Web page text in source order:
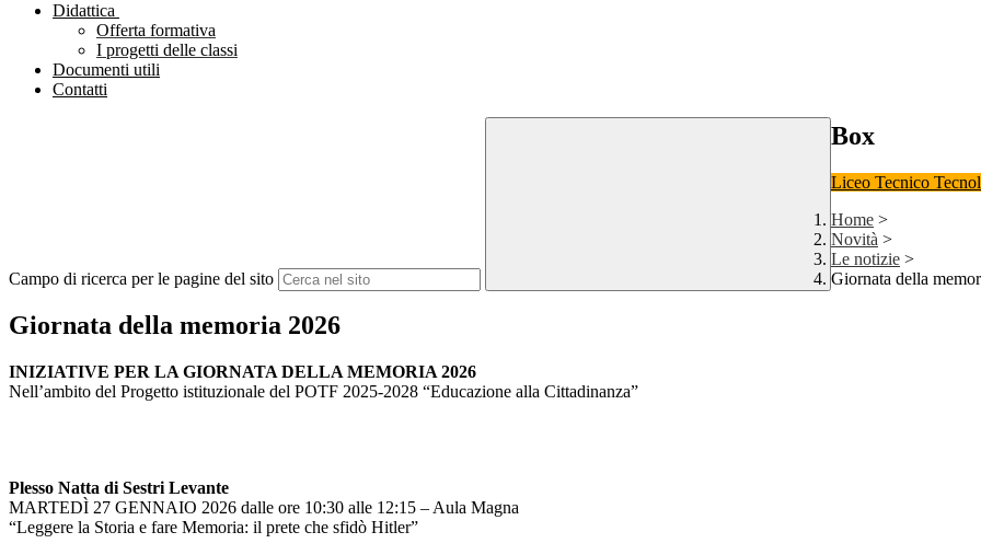
Didattica
Offerta formativa
I progetti delle classi
Documenti utili
Contatti
Campo di ricerca per le pagine del sito
Box
Liceo Tecnico
Home >
Novità >
Le notizie >
Giornata della
Giornata della memoria 2026
INIZIATIVE PER LA GIORNATA DELLA MEMORIA 2026
Nell’ambito del Progetto istituzionale del POTF 2025-2028 “Educazione alla Cittadinanza”
Plesso Natta di Sestri Levante
MARTEDÌ 27 GENNAIO 2026 dalle ore 10:30 alle 12:15 – Aula Magna
“Leggere la Storia e fare Memoria: il prete che sfidò Hitler”